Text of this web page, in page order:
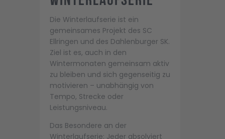
Die Winterlaufserie ist ein
gemeinsames Projekt des SC
Ellringen und des Dahlenburger SK.
Ziel ist es, auch in den
Wintermonaten gemeinsam aktiv
zu bleiben und sich gegenseitig zu
motivieren – unabhängig von
Tempo, Strecke oder
Leistungsniveau.
Das Besondere an der
Winterlaufserie: Jeder absolviert